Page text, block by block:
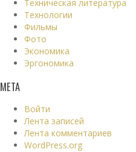
Техническая литература
Технологии
Фильмы
Фото
Экономика
Эргономика
МЕТА
Войти
Лента записей
Лента комментариев
WordPress.org